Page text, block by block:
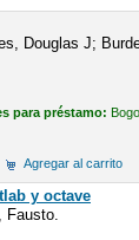
Douglas J;
para préstamo:
Agregar al carrito
y octave
Fausto.